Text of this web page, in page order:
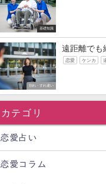
基礎知識
別れ・すれ違い
遠距離でも
恋愛 ケンカ
カテゴリ
恋愛占い
恋愛コラム